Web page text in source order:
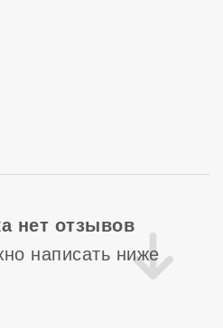
нет отзывов
написать ниже